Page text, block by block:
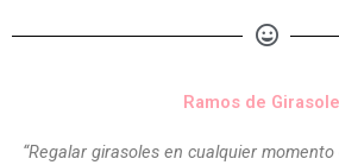
Ramos de
“Regalar girasoles en cualquier